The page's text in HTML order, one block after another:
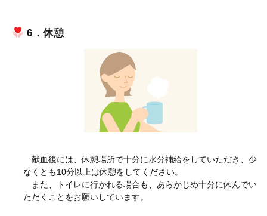
6．休憩
献血後には、休憩場所で十分に水分補給をしていただき、少
なくとも10分以上は休憩をしてください。
また、トイレに行かれる場合も、あらかじめ十分に休んでい
ただくことをお願いしています。